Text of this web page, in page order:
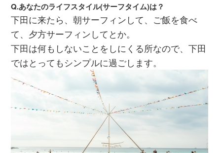
Q.あなたのライフスタイル(サーフタイム)は？
下田に来たら、朝サーフィンして、ご飯を食べ
て、夕方サーフィンしてとか。
下田は何もしないことをしにくる所なので、下田
ではとってもシンプルに過ごします。